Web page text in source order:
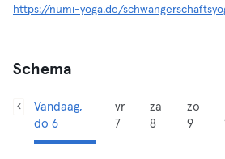
https://numi-yoga.de/
Schema
Vandaag,
do 6
vr
7
za
8
zo
9